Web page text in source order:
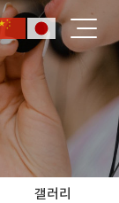
갤러리